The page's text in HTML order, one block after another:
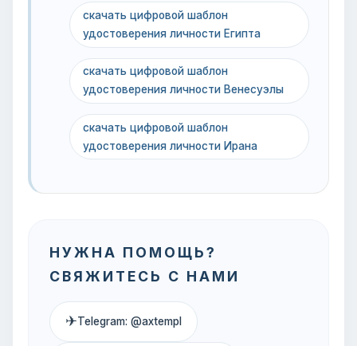
скачать цифровой шаблон
удостоверения личности Египта
скачать цифровой шаблон
удостоверения личности Венесуэлы
скачать цифровой шаблон
удостоверения личности Ирана
НУЖНА ПОМОЩЬ?
СВЯЖИТЕСЬ С НАМИ
✈Telegram: @axtempl